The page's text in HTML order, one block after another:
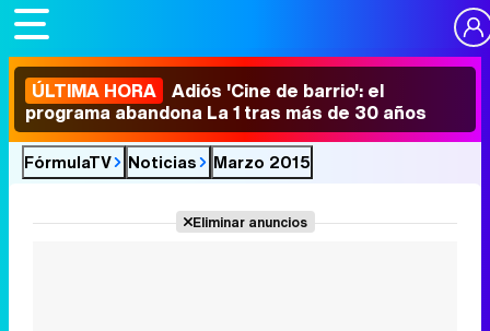
ÚLTIMA HORA Adiós 'Cine de barrio': el
programa abandona La 1 tras más de 30 años
FórmulaTV Noticias Marzo 2015
Eliminar anuncios